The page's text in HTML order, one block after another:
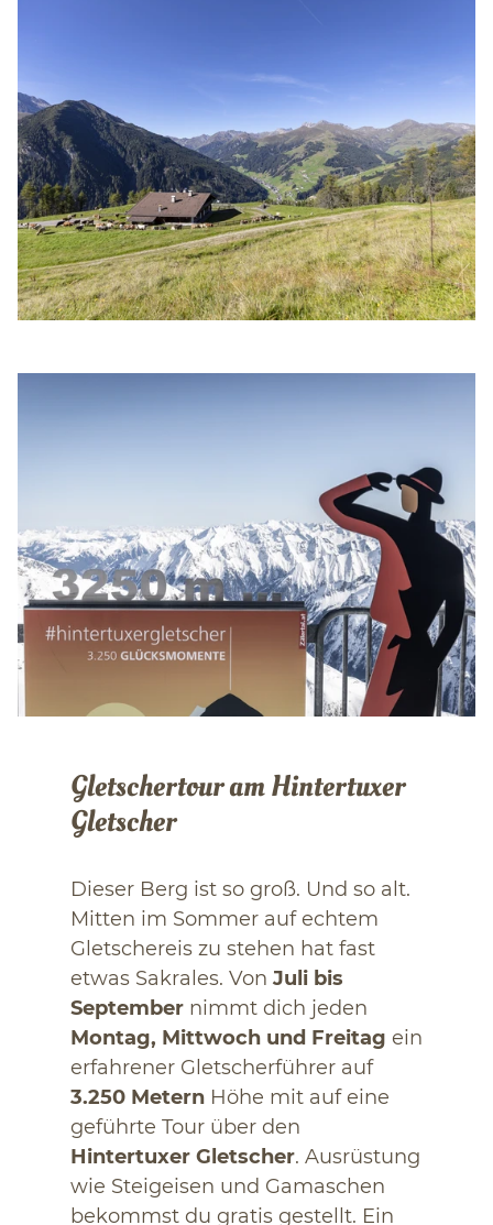
Gletschertour am Hintertuxer
Gletscher
Dieser Berg ist so groß. Und so alt.
Mitten im Sommer auf echtem
Gletschereis zu stehen hat fast
etwas Sakrales. Von Juli bis
September nimmt dich jeden
Montag, Mittwoch und Freitag ein
erfahrener Gletscherführer auf
3.250 Metern Höhe mit auf eine
geführte Tour über den
Hintertuxer Gletscher. Ausrüstung
wie Steigeisen und Gamaschen
bekommst du gratis gestellt. Ein